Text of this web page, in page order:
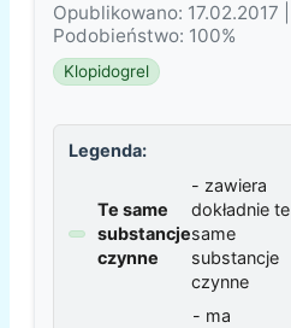
Opublikowano: 17.02.2017 |
Podobieństwo: 100%
Klopidogrel
Legenda:
Te same
substancje
czynne
- zawiera
dokładnie te
same
substancje
czynne
- ma